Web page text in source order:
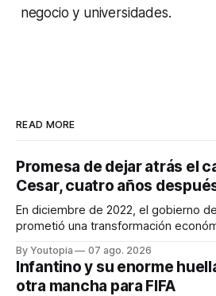
negocio y universidades.
READ MORE
Promesa de dejar atrás el
Cesar, cuatro años
En diciembre de 2022, el gobierno
prometió una transformación
By Youtopia 07 ago. 2026
Infantino y su enorme
otra mancha para FIFA